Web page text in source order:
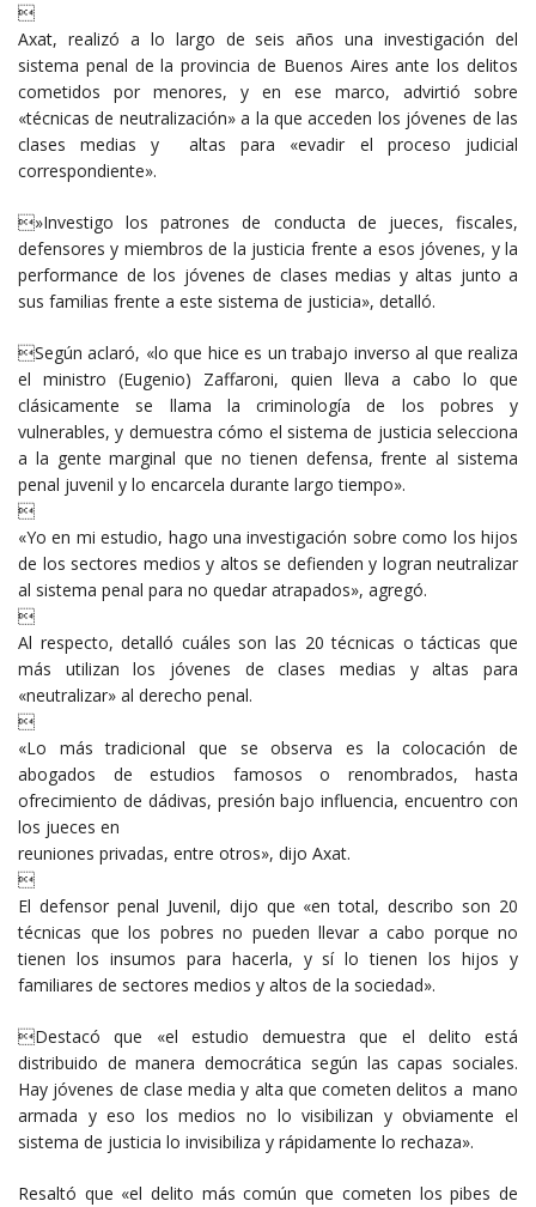

Axat, realizó a lo largo de seis años una investigación del
sistema penal de la provincia de Buenos Aires ante los delitos
cometidos por menores, y en ese marco, advirtió sobre
«técnicas de neutralización» a la que acceden los jóvenes de las
clases medias y altas para «evadir el proceso judicial
correspondiente».
»Investigo los patrones de conducta de jueces, fiscales,
defensores y miembros de la justicia frente a esos jóvenes, y la
performance de los jóvenes de clases medias y altas junto a
sus familias frente a este sistema de justicia», detalló.
Según aclaró, «lo que hice es un trabajo inverso al que realiza
el ministro (Eugenio) Zaffaroni, quien lleva a cabo lo que
clásicamente se llama la criminología de los pobres y
vulnerables, y demuestra cómo el sistema de justicia selecciona
a la gente marginal que no tienen defensa, frente al sistema
penal juvenil y lo encarcela durante largo tiempo».

«Yo en mi estudio, hago una investigación sobre como los hijos
de los sectores medios y altos se defienden y logran neutralizar
al sistema penal para no quedar atrapados», agregó.

Al respecto, detalló cuáles son las 20 técnicas o tácticas que
más utilizan los jóvenes de clases medias y altas para
«neutralizar» al derecho penal.

«Lo más tradicional que se observa es la colocación de
abogados de estudios famosos o renombrados, hasta
ofrecimiento de dádivas, presión bajo influencia, encuentro con
los jueces en
reuniones privadas, entre otros», dijo Axat.

El defensor penal Juvenil, dijo que «en total, describo son 20
técnicas que los pobres no pueden llevar a cabo porque no
tienen los insumos para hacerla, y sí lo tienen los hijos y
familiares de sectores medios y altos de la sociedad».
Destacó que «el estudio demuestra que el delito está
distribuido de manera democrática según las capas sociales.
Hay jóvenes de clase media y alta que cometen delitos a mano
armada y eso los medios no lo visibilizan y obviamente el
sistema de justicia lo invisibiliza y rápidamente lo rechaza».
Resaltó que «el delito más común que cometen los pibes de